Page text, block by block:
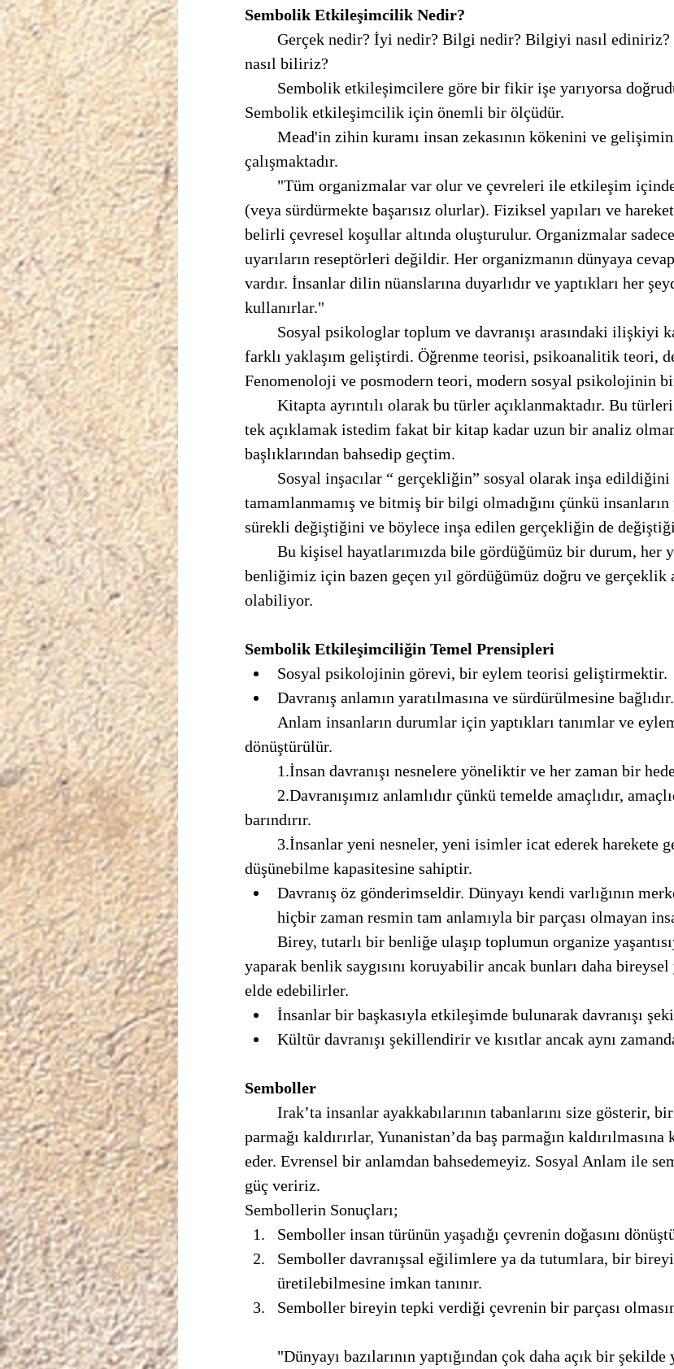
Sembolik Etkileşimcilik Nedir?
nasıl biliriz?
Sembolik etkileşimcilik için önemli bir ölçüdür.
çalışmaktadır.
(veya sürdürmekte başarısız olurlar). Fiziksel yapıları ve
belirli çevresel koşullar altında oluşturulur. Organizmalar
uyarıların reseptörleri değildir. Her organizmanın dünyaya
vardır. İnsanlar dilin nüanslarına duyarlıdır ve yaptıkları her
kullanırlar."
farklı yaklaşım geliştirdi. Öğrenme teorisi, psikoanalitik teori,
Fenomenoloji ve posmodern teori, modern sosyal psikolojinin bir
tek açıklamak istedim fakat bir kitap kadar uzun bir analiz
başlıklarından bahsedip geçtim.
tamamlanmamış ve bitmiş bir bilgi olmadığını çünkü
sürekli değiştiğini ve böylece inşa edilen gerçekliğin de
benliğimiz için bazen geçen yıl gördüğümüz doğru ve gerçeklik
olabiliyor.
Sembolik Etkileşimciliğin Temel Prensipleri
Sosyal psikolojinin görevi, bir eylem teorisi geliştirmektir.
Davranış anlamın yaratılmasına ve sürdürülmesine bağlıdır.
dönüştürülür.
1.İnsan davranışı nesnelere yöneliktir ve her zaman bir
barındırır.
düşünebilme kapasitesine sahiptir.
Davranış öz gönderimseldir. Dünyayı kendi varlığının
hiçbir zaman resmin tam anlamıyla bir parçası olmayan
yaparak benlik saygısını koruyabilir ancak bunları daha bireysel
elde edebilirler.
İnsanlar bir başkasıyla etkileşimde bulunarak davranışı
Kültür davranışı şekillendirir ve kısıtlar ancak aynı
Semboller
parmağı kaldırırlar, Yunanistan’da baş parmağın
eder. Evrensel bir anlamdan bahsedemeyiz. Sosyal Anlam ile
güç veririz.
Sembollerin Sonuçları;
Semboller insan türünün yaşadığı çevrenin doğasını
Semboller davranışsal eğilimlere ya da tutumlara, bir
üretilebilmesine imkan tanınır.
Semboller bireyin tepki verdiği çevrenin bir parçası